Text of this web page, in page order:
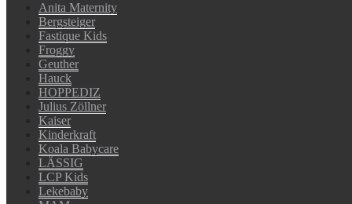
Anita Maternity
Bergsteiger
Fastique Kids
Froggy
Geuther
Hauck
HOPPEDIZ
Julius Zöllner
Kaiser
Kinderkraft
Koala Babycare
LÄSSIG
LCP Kids
Lekebaby